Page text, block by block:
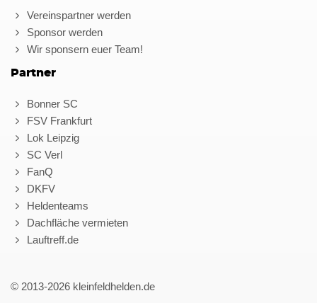
Vereinspartner werden
Sponsor werden
Wir sponsern euer Team!
Partner
Bonner SC
FSV Frankfurt
Lok Leipzig
SC Verl
FanQ
DKFV
Heldenteams
Dachfläche vermieten
Lauftreff.de
© 2013-2026 kleinfeldhelden.de